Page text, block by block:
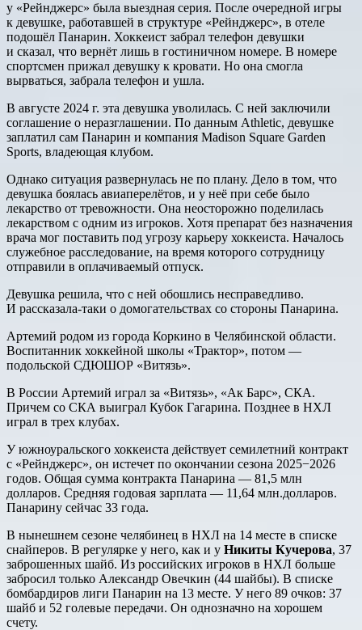
у «Рейнджерс» была выездная серия. После очередной игры
к девушке, работавшей в структуре «Рейнджерс», в отеле
подошёл Панарин. Хоккеист забрал телефон девушки
и сказал, что вернёт лишь в гостиничном номере. В номере
спортсмен прижал девушку к кровати. Но она смогла
вырваться, забрала телефон и ушла.
В августе 2024 г. эта девушка уволилась. С ней заключили
соглашение о неразглашении. По данным Athletic, девушке
заплатил сам Панарин и компания Madison Square Garden
Sports, владеющая клубом.
Однако ситуация развернулась не по плану. Дело в том, что
девушка боялась авиаперелётов, и у неё при себе было
лекарство от тревожности. Она неосторожно поделилась
лекарством с одним из игроков. Хотя препарат без назначения
врача мог поставить под угрозу карьеру хоккеиста. Началось
служебное расследование, на время которого сотрудницу
отправили в оплачиваемый отпуск.
Девушка решила, что с ней обошлись несправедливо.
И рассказала-таки о домогательствах со стороны Панарина.
Артемий родом из города Коркино в Челябинской области.
Воспитанник хоккейной школы «Трактор», потом —
подольской СДЮШОР «Витязь».
В России Артемий играл за «Витязь», «Ак Барс», СКА.
Причем со СКА выиграл Кубок Гагарина. Позднее в НХЛ
играл в трех клубах.
У южноуральского хоккеиста действует семилетний контракт
с «Рейнджерс», он истечет по окончании сезона 2025−2026
годов. Общая сумма контракта Панарина — 81,5 млн
долларов. Средняя годовая зарплата — 11,64 млн.долларов.
Панарину сейчас 33 года.
В нынешнем сезоне челябинец в НХЛ на 14 месте в списке
снайперов. В регулярке у него, как и у Никиты Кучерова, 37
заброшенных шайб. Из российских игроков в НХЛ больше
забросил только Александр Овечкин (44 шайбы). В списке
бомбардиров лиги Панарин на 13 месте. У него 89 очков: 37
шайб и 52 голевые передачи. Он однозначно на хорошем
счету.